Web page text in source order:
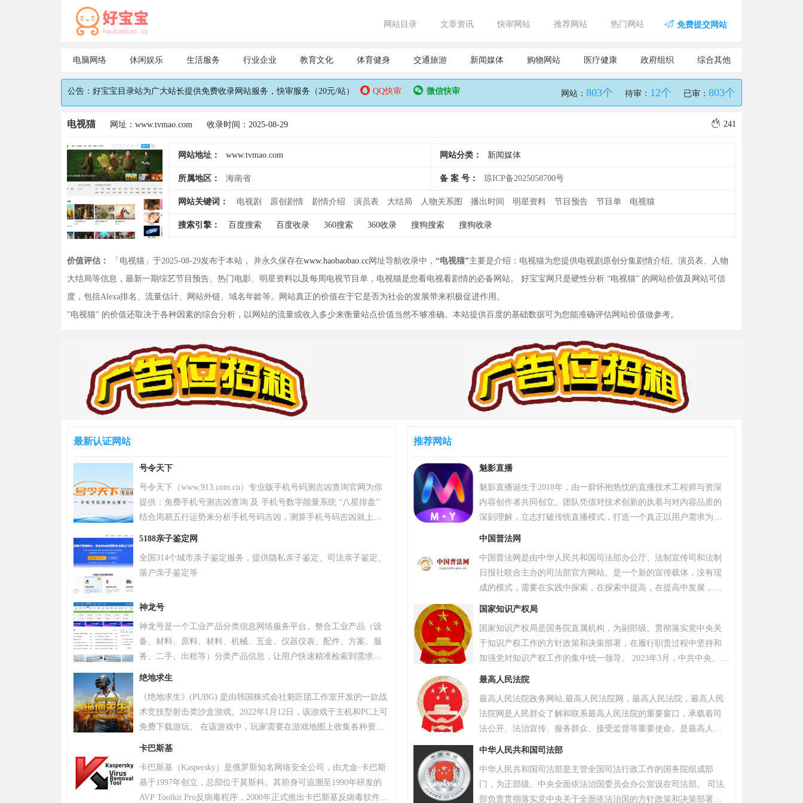
网站目录 文章资讯 快审网站 推荐网站 热门网站 免费提交网站
电脑网络 休闲娱乐 生活服务 行业企业 教育文化 体育健身 交通旅游 新闻媒体 购物网站 医疗健康 政府组织 综合其他
公告：好宝宝目录站为广大站长提供免费收录网站服务，快审服务（20元/站） QQ快审 微信快审 网站： 803个 待审： 12个 已审： 803个
电视猫 网址：www.tvmao.com 收录时间：2025-08-29 241
网站地址： www.tvmao.com 网站分类： 新闻媒体
所属地区： 海南省 备 案 号： 琼ICP备2025058700号
网站关键词： 电视剧 原创剧情 剧情介绍 演员表 大结局 人物关系图 播出时间 明星资料 节目预告 节目单 电视猫
搜索引擎： 百度搜索 百度收录 360搜索 360收录 搜狗搜索 搜狗收录
价值评估： 「电视猫」于2025-08-29发布于本站， 并永久保存在www.haobaobao.cc网址导航收录中， “电视猫”主要是介绍：电视猫为您提供电视剧原创分集剧情介绍、演员表、人物
大结局等信息，最新一期综艺节目预告、热门电影、明星资料以及每周电视节目单，电视猫是您看电视看剧情的必备网站。 好宝宝网只是硬性分析 “电视猫” 的网站价值及网站可信
度，包括Alexa排名、流量估计、网站外链、域名年龄等。网站真正的价值在于它是否为社会的发展带来积极促进作用。
"电视猫" 的价值还取决于各种因素的综合分析，以网站的流量或收入多少来衡量站点价值当然不够准确。本站提供百度的基础数据可为您能准确评估网站价值做参考。
最新认证网站
号令天下
号令天下（www.913.com.cn）专业版手机号码测吉凶查询官网为你
提供：免费手机号测吉凶查询 及 手机号数字能量系统 “八星排盘”
结合周易五行运势来分析手机号码吉凶，测算手机号码吉凶就上号
令天下官网手机号码测吉凶查询系统，专业最新版、超准，靠谱！
5188亲子鉴定网
全国314个城市亲子鉴定服务，提供隐私亲子鉴定、司法亲子鉴定、
落户亲子鉴定等
神龙号
神龙号是一个工业产品分类信息网络服务平台。整合工业产品（设
备、材料、原料、材料、机械、五金、仪器仪表、配件、方案、服
务、二手、出租等）分类产品信息，让用户快速精准检索到需求产
品信息。同时设有产品排行 榜单、产品品牌、品牌排行、行业专
式宣传企业产品或服务，获得更多商机。
绝地求生
《绝地求生》(PUBG) 是由韩国株式会社魁匠团工作室开发的一款战
术竞技型射击类沙盒游戏。2022年1月12日，该游戏于主机和PC上可
免费下载游玩。 在该游戏中，玩家需要在游戏地图上收集各种资
源，并在不断缩小的安全区域内对抗其他玩家，让自己生存到最后
奖，且打破了7项吉尼斯纪录。 2018年8月9日，《绝地求生》官方宣
布，将开启“百日行动”，进行持续数月的自查运动，为玩家提供一个
卡巴斯基
卡巴斯基（Kaspersky）是俄罗斯知名网络安全公司，由尤金·卡巴斯
基于1997年创立，总部位于莫斯科。其前身可追溯至1990年研发的
AVP Toolkit Pro反病毒程序，2000年正式推出卡巴斯基反病毒软件。
推荐网站
魅影直播
魅影直播诞生于2018年，由一群怀抱热忱的直播技术工程师与资深
内容创作者共同创立。团队凭借对技术创新的执着与对内容品质的
深刻理解，立志打破传统直播模式，打造一个真正以用户需求为核
心、强调互动与社区归属感的优质平台。历经多年深耕与发展，魅
超过十万级的庞大注册用户群体，更汇聚了逾万名才华横溢的优质
主播，覆盖音乐、舞蹈、聊天、生活分享等多个领域。魅影直播的
使命是构建一个真正开放、包容且充满创新活力的直播生态系统。
我们致力于打破界限，让每一个独特的个体都能在此安全、自如地
表达，发现并深耕自己的兴趣，分享真实而多彩的生活瞬间，并最
终将热爱转化为个人价值与成长。魅影直播的愿景是成为全球互动
娱乐领域的引领者。为此，我们将持续推动前沿技术应用，深耕魅
情感连接的深度，为全球用户带来前所未有的、沉浸式的下一代直
播体验。
中国普法网
中国普法网是由中华人民共和国司法部办公厅、法制宣传司和法制
日报社联合主办的司法部官方网站。是一个新的宣传载体，没有现
成的模式，需要在实践中探索，在探索中提高，在提高中发展，不
断提高普法网的宣传水平。贴近群众生活，为法律言，为公正言，
者和广大公民的良师益友。
国家知识产权局
国家知识产权局是国务院直属机构，为副部级。贯彻落实党中央关
于知识产权工作的方针政策和决策部署，在履行职责过程中坚持和
加强党对知识产权工作的集中统一领导。 2023年3月，中共中央、国
务院印发了《党和国家机构改革方案》。将国家知识产权局由国家
最高人民法院
最高人民法院政务网站,最高人民法院网，最高人民法院，最高人民
法院网是人民群众了解和联系最高人民法院的重要窗口，承载着司
法公开、法治宣传、服务群众、接受监督等重要使命。是最高人民
法院的政务网站，是最高人民法院在互联网上唯一的正式身份。
中华人民共和国司法部
中华人民共和国司法部是主管全国司法行政工作的国务院组成部
门，为正部级。中央全面依法治国委员会办公室设在司法部。 司法
部负责贯彻落实党中央关于全面依法治国的方针政策和决策部署，